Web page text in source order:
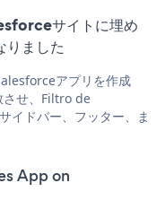
サイトに埋め
りました
アプリを作成
させ、Filtro de
イドバー、フッター、ま
App on